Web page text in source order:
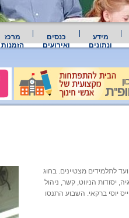
מידע
ונתונים
כנסים
ואירועים
מרכז
הזמנות
לתלמידים מצטיינים. בחוג
יסודות הניווט, קשר, ניהול
יוסי ברקאי. השבוע התנסו